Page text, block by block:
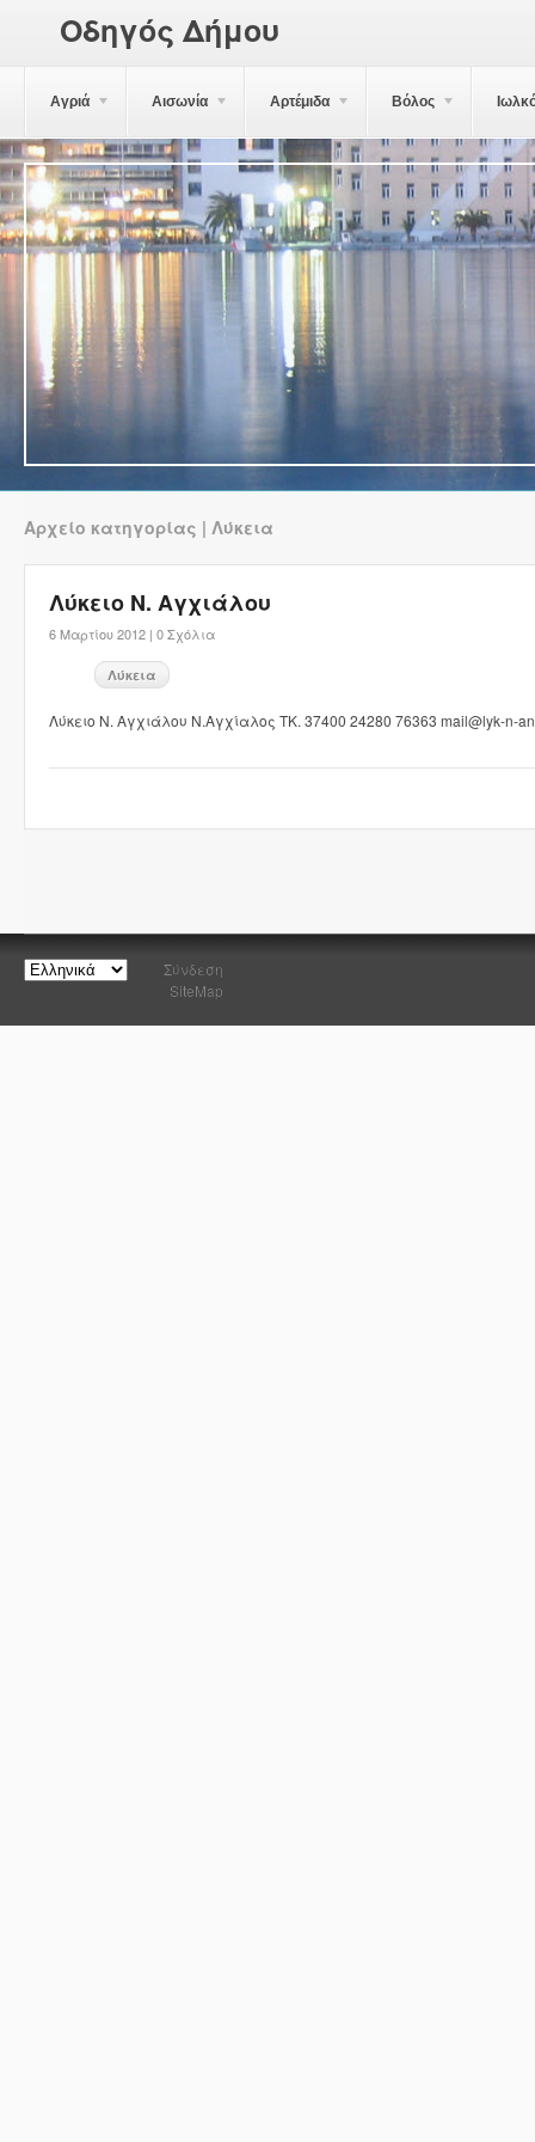
Οδηγός Δήμου
Αγριά Αισωνία Αρτέμιδα Βόλος
Αρχείο κατηγορίας | Λύκεια
Λύκειο Ν. Αγχιάλου
6 Μαρτίου 2012 | 0 Σχόλια
Λύκεια
Λύκειο Ν. Αγχιάλου Ν.Αγχίαλος ΤΚ. 37400 24280 76363 mail@lyk-n-
Σύνδεση
SiteMap